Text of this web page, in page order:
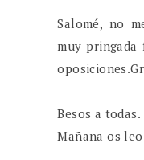
Salomé, no
muy
Besos a todas.
Mañana os